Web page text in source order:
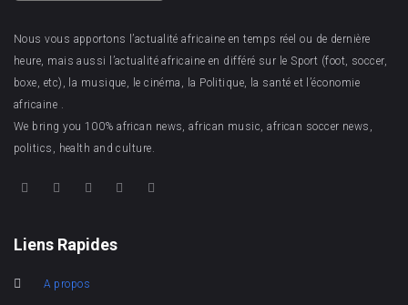
Nous vous apportons l’actualité africaine en temps réel ou de dernière
heure, mais aussi l’actualité africaine en différé sur le Sport (foot, soccer,
boxe, etc), la musique, le cinéma, la Politique, la santé et l’économie
africaine .
We bring you 100% african news, african music, african soccer news,
politics, health and culture.
Liens Rapides
A propos